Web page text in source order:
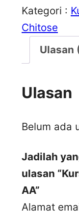
Kategori :
Chitose
Ulasan
Ulasan
Belum ada
Jadilah
ulasan
AA”
Alamat